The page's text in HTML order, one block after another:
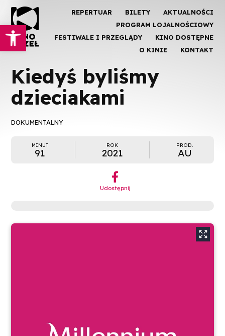
Otwórz pasek narzędzi
REPERTUAR BILETY
AKTUALNOŚCI
PROGRAM LOJALNOŚCIOWY
FESTIWALE I PRZEGLĄDY
KINO DOSTĘPNE
O KINIE
KONTAKT
Kiedyś byliśmy
dzieciakami
DOKUMENTALNY
MINUT
91
ROK
2021
PROD.
AU
︁
Udostępnij